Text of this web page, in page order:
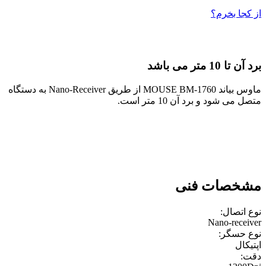
از کجا بخرم؟
برد آن تا 10 متر می باشد
ماوس بیاند MOUSE BM-1760 از طریق Nano-Receiver به دستگاه
متصل می شود و برد آن 10 متر است.
مشخصات فنی
نوع اتصال:
Nano-receiver
نوع حسگر:
اپتيکال
دقت: